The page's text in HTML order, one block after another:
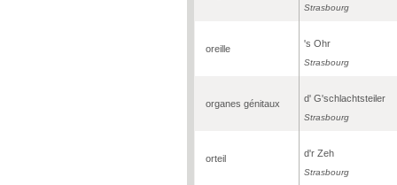
Strasbourg
oreille 's Ohr
Strasbourg
organes génitaux d' G'schlachtsteiler
Strasbourg
orteil d'r Zeh
Strasbourg